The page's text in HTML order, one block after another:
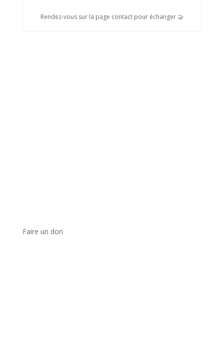
Rendez-vous sur la page contact pour échanger 🤝
Faire un don